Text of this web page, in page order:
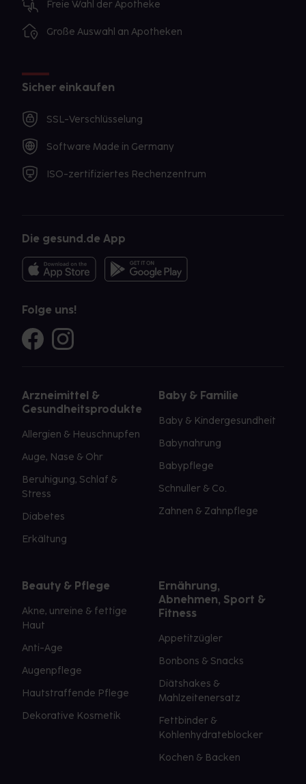
Freie Wahl der Apotheke
Große Auswahl an Apotheken
Sicher einkaufen
SSL-Verschlüsselung
Software Made in Germany
ISO-zertifiziertes Rechenzentrum
Die gesund.de App
Folge uns!
Arzneimittel &
Gesundheitsprodukte
Allergien & Heuschnupfen
Auge, Nase & Ohr
Beruhigung, Schlaf &
Stress
Diabetes
Erkältung
Baby & Familie
Baby & Kindergesundheit
Babynahrung
Babypflege
Schnuller & Co.
Zahnen & Zahnpflege
Beauty & Pflege
Akne, unreine & fettige
Haut
Anti-Age
Augenpflege
Hautstraffende Pflege
Dekorative Kosmetik
Ernährung,
Abnehmen, Sport &
Fitness
Appetitzügler
Bonbons & Snacks
Diätshakes &
Mahlzeitenersatz
Fettbinder &
Kohlenhydrateblocker
Kochen & Backen